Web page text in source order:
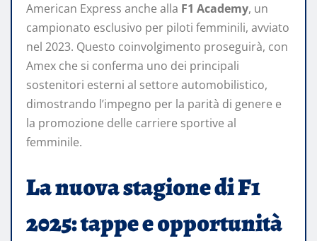
American Express anche alla F1 Academy, un
campionato esclusivo per piloti femminili, avviato
nel 2023. Questo coinvolgimento proseguirà, con
Amex che si conferma uno dei principali
sostenitori esterni al settore automobilistico,
dimostrando l’impegno per la parità di genere e
la promozione delle carriere sportive al
femminile.
La nuova stagione di F1
2025: tappe e opportunità